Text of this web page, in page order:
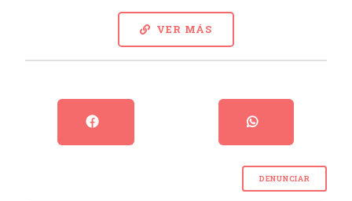
VER MÁS
DENUNCIAR